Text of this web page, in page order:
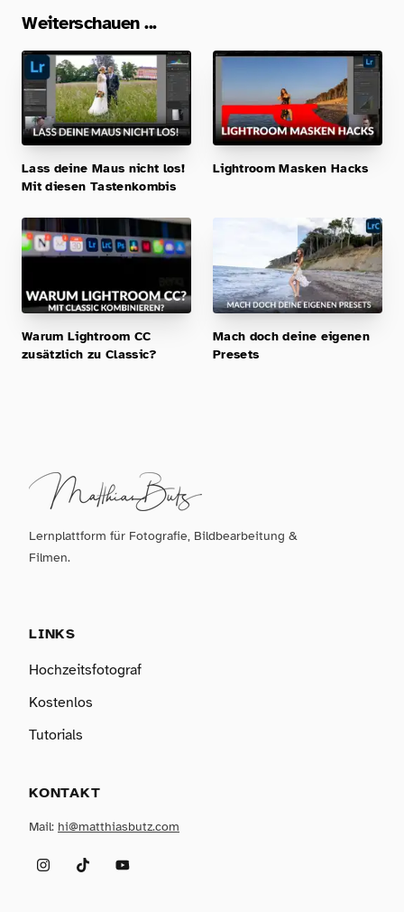
Weiterschauen ...
Lass deine Maus nicht los!
Mit diesen Tastenkombis
Lightroom Masken Hacks
Warum Lightroom CC
zusätzlich zu Classic?
Mach doch deine eigenen
Presets
Lernplattform für Fotografie, Bildbearbeitung &
Filmen.
LINKS
Hochzeitsfotograf
Kostenlos
Tutorials
KONTAKT
Mail: hi@matthiasbutz.com
InstagramTikTokYouTube